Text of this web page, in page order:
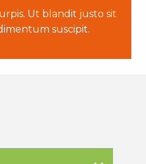
Ut blandit justo sit
suscipit.